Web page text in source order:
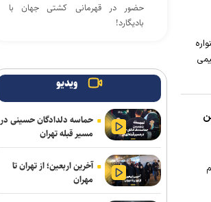
حضور در قهرمانی کشتی جهان با
بادیگارد!
یک بار هم پرچمش بالا نرفت!
استقلال و رضاییان
مدافع جوان آلومینیوم نزدیک به
سپاهان
ادامه مذاکرات پیکان و شکاری
ویدیو
حماسه دلدادگان حسینی در
مسیر قبله تهران
آخرین اربعین؛ از تهران تا
مهران